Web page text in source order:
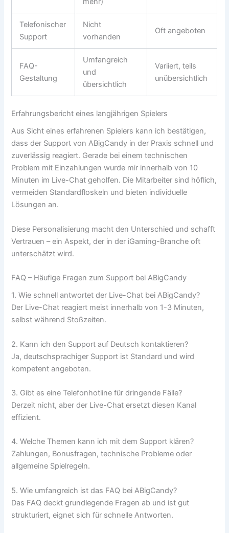
Telefonischer
Support
Nicht
vorhanden
Oft angeboten
FAQ-
Gestaltung
Umfangreich
und
übersichtlich
Variiert, teils
unübersichtlich
Erfahrungsbericht eines langjährigen Spielers
Aus Sicht eines erfahrenen Spielers kann ich bestätigen,
dass der Support von ABigCandy in der Praxis schnell und
zuverlässig reagiert. Gerade bei einem technischen
Problem mit Einzahlungen wurde mir innerhalb von 10
Minuten im Live-Chat geholfen. Die Mitarbeiter sind höflich,
vermeiden Standardfloskeln und bieten individuelle
Lösungen an.
Diese Personalisierung macht den Unterschied und schafft
Vertrauen – ein Aspekt, der in der iGaming-Branche oft
unterschätzt wird.
FAQ – Häufige Fragen zum Support bei ABigCandy
1. Wie schnell antwortet der Live-Chat bei ABigCandy?
Der Live-Chat reagiert meist innerhalb von 1-3 Minuten,
selbst während Stoßzeiten.
2. Kann ich den Support auf Deutsch kontaktieren?
Ja, deutschsprachiger Support ist Standard und wird
kompetent angeboten.
3. Gibt es eine Telefonhotline für dringende Fälle?
Derzeit nicht, aber der Live-Chat ersetzt diesen Kanal
effizient.
4. Welche Themen kann ich mit dem Support klären?
Zahlungen, Bonusfragen, technische Probleme oder
allgemeine Spielregeln.
5. Wie umfangreich ist das FAQ bei ABigCandy?
Das FAQ deckt grundlegende Fragen ab und ist gut
strukturiert, eignet sich für schnelle Antworten.